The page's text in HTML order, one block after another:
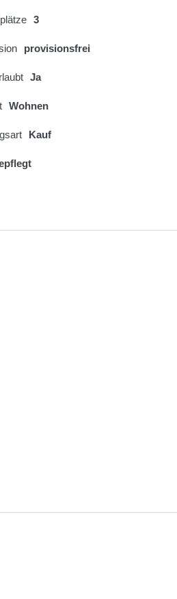
3
provisionsfrei
Ja
Wohnen
Kauf